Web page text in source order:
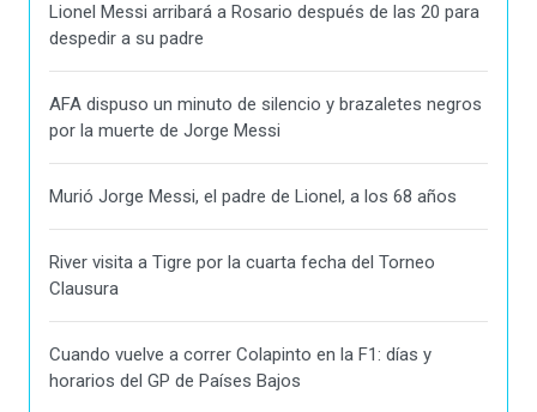
Lionel Messi arribará a Rosario después de las 20 para
despedir a su padre
AFA dispuso un minuto de silencio y brazaletes negros
por la muerte de Jorge Messi
Murió Jorge Messi, el padre de Lionel, a los 68 años
River visita a Tigre por la cuarta fecha del Torneo
Clausura
Cuando vuelve a correr Colapinto en la F1: días y
horarios del GP de Países Bajos